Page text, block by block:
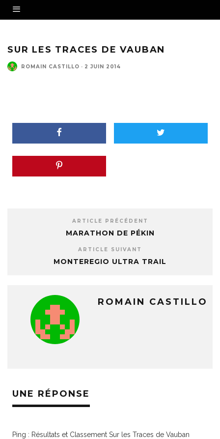
SUR LES TRACES DE VAUBAN
ROMAIN CASTILLO · 2 JUIN 2014
ARTICLE PRÉCÉDENT
MARATHON DE PÉKIN
ARTICLE SUIVANT
MONTEREGIO ULTRA TRAIL
ROMAIN CASTILLO
UNE RÉPONSE
Ping : Résultats et Classement Sur les Traces de Vauban